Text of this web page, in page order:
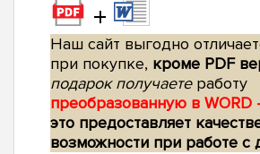
+
Наш сайт выгодно
при покупке, кроме PDF
подарок получаетеработу
преобразованную в WORD
это предоставляет
возможности при работе с